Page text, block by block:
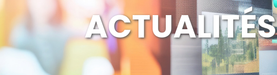
ACTUALITÉS